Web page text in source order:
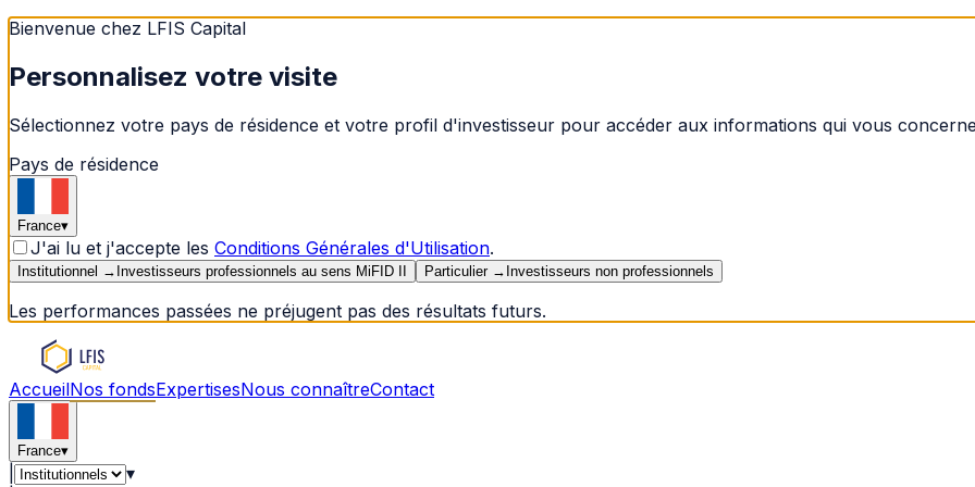
Bienvenue chez LFIS Capital
Personnalisez votre visite
Sélectionnez votre pays de résidence et votre profil d'investisseur pour accéder aux informations qui vous
Pays de résidence
France▾
J'ai lu et j'accepte les Conditions Générales d'Utilisation.
Institutionnel → Investisseurs professionnels au sens MiFID II Particulier→ Investisseurs non professionnels
Les performances passées ne préjugent pas des résultats futurs.
AccueilNos fondsExpertisesNous connaîtreContact
France▾
▾